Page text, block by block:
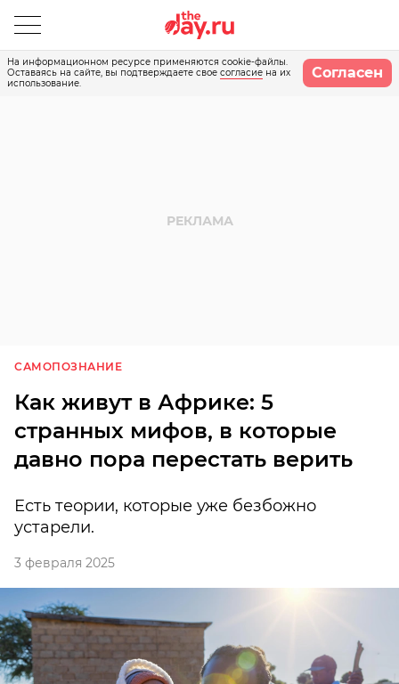
На информационном ресурсе применяются cookie-файлы.
Оставаясь на сайте, вы подтверждаете свое согласие на их
использование.
Согласен
САМОПОЗНАНИЕ
Как живут в Африке: 5
странных мифов, в которые
давно пора перестать верить
Есть теории, которые уже безбожно
устарели.
3 февраля 2025